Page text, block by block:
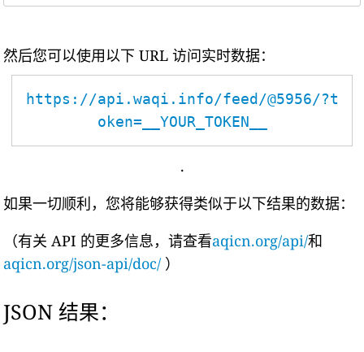
然后您可以使用以下 URL 访问实时数据：
https://api.waqi.info/feed/@5956/?t
oken=__YOUR_TOKEN__
.
如果一切顺利，您将能够获得类似于以下结果的数据：
（有关 API 的更多信息，请查看aqicn.org/api/和
aqicn.org/json-api/doc/ ）
JSON 结果：